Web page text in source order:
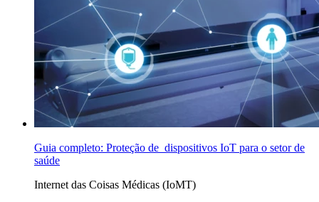
Guia completo: Proteção de dispositivos IoT para o setor de
saúde
Internet das Coisas Médicas (IoMT)